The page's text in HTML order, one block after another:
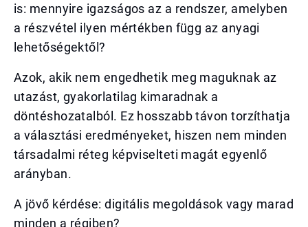
is: mennyire igazságos az a rendszer, amelyben
a részvétel ilyen mértékben függ az anyagi
lehetőségektől?
Azok, akik nem engedhetik meg maguknak az
utazást, gyakorlatilag kimaradnak a
döntéshozatalból. Ez hosszabb távon torzíthatja
a választási eredményeket, hiszen nem minden
társadalmi réteg képviselteti magát egyenlő
arányban.
A jövő kérdése: digitális megoldások vagy marad
minden a régiben?